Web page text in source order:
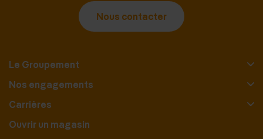
Nous contacter
Le Groupement
Nos engagements
Carrières
Ouvrir un magasin